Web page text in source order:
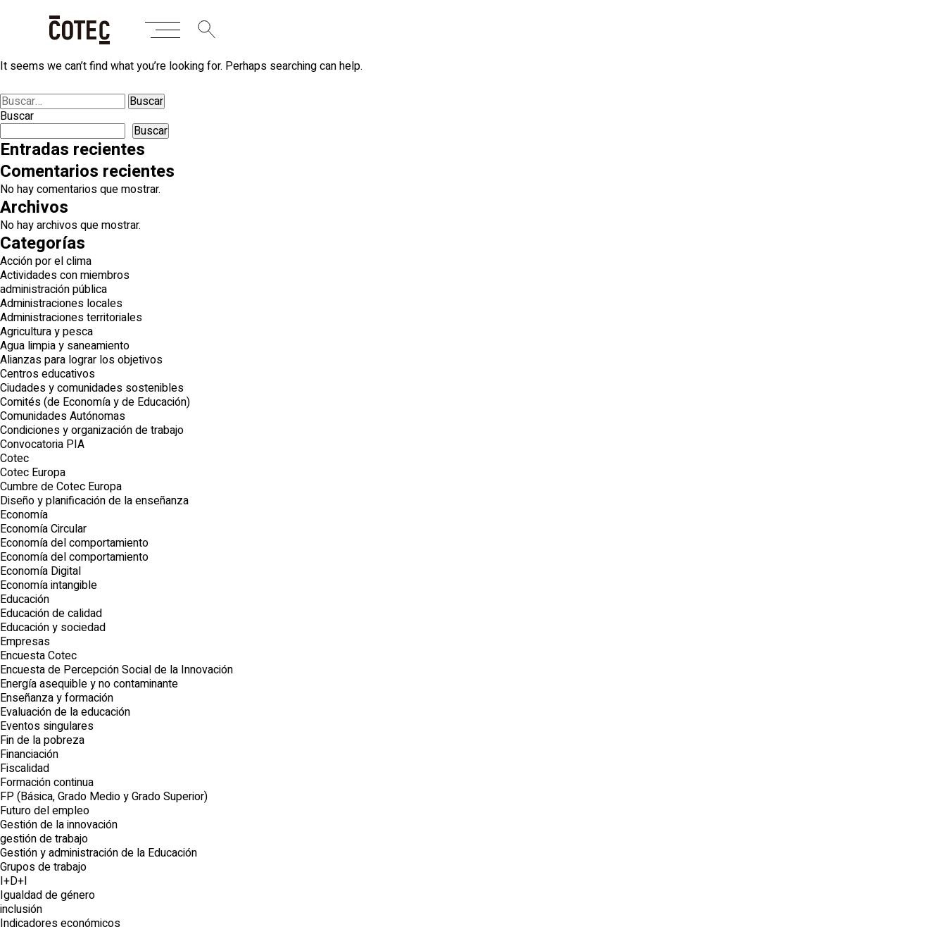
Nothing Found
It seems we can’t find what you’re looking for. Perhaps searching can help.
Buscar:
Buscar
Buscar
Entradas recientes
Comentarios recientes
No hay comentarios que mostrar.
Archivos
No hay archivos que mostrar.
Categorías
Acción por el clima
Actividades con miembros
administración pública
Administraciones locales
Administraciones territoriales
Agricultura y pesca
Agua limpia y saneamiento
Alianzas para lograr los objetivos
Centros educativos
Ciudades y comunidades sostenibles
Comités (de Economía y de Educación)
Comunidades Autónomas
Condiciones y organización de trabajo
Convocatoria PIA
Cotec
Cotec Europa
Cumbre de Cotec Europa
Diseño y planificación de la enseñanza
Economía
Economía Circular
Economía del comportamiento
Economía del comportamiento
Economía Digital
Economía intangible
Educación
Educación de calidad
Educación y sociedad
Empresas
Encuesta Cotec
Encuesta de Percepción Social de la Innovación
Energía asequible y no contaminante
Enseñanza y formación
Evaluación de la educación
Eventos singulares
Fin de la pobreza
Financiación
Fiscalidad
Formación continua
FP (Básica, Grado Medio y Grado Superior)
Futuro del empleo
Gestión de la innovación
gestión de trabajo
Gestión y administración de la Educación
Grupos de trabajo
I+D+I
Igualdad de género
inclusión
Indicadores económicos